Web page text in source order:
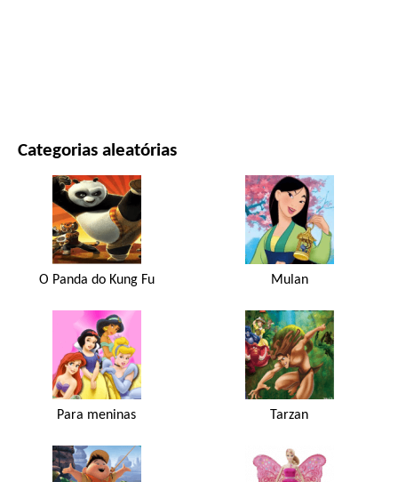
Categorias aleatórias
O Panda do Kung Fu Mulan
Para meninas Tarzan